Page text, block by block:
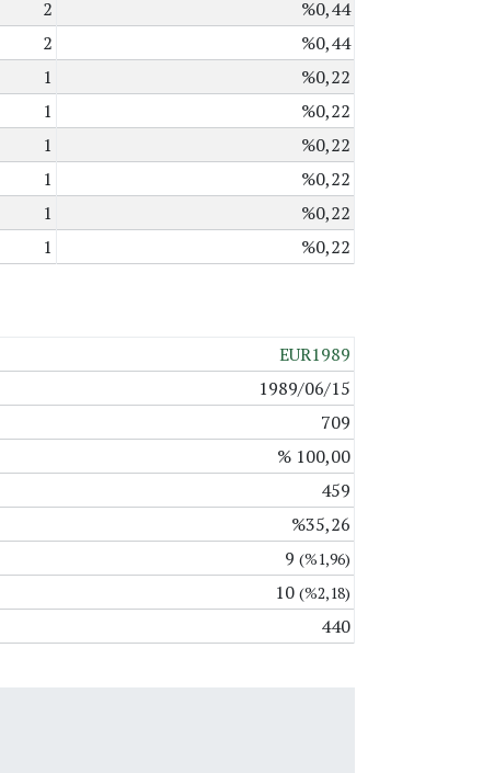
2
%0,44
2
%0,44
1
%0,22
1
%0,22
1
%0,22
1
%0,22
1
%0,22
1 %0,22
EUR1989
1989/06/15
709
% 100,00
459
%35,26
9 (%1,96)
10 (%2,18)
440